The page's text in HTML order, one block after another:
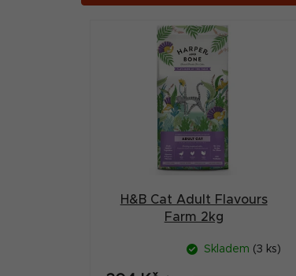
o
H&B Cat Adult Flavours
Farm 2kg
Skladem (3 ks)